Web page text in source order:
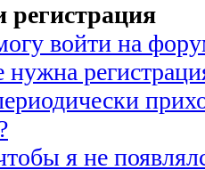
регистрация
войти на
я не